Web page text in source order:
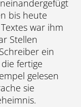
bis heute
war ihm
Stellen
ein
fertige
gelesen
sie